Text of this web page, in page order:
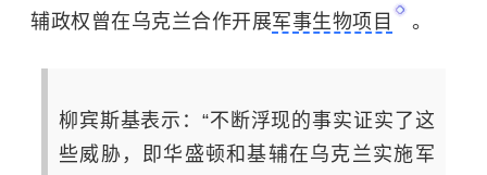
辅政权曾在乌克兰合作开展军事生物项目 。
柳宾斯基表示：“不断浮现的事实证实了这
些威胁，即华盛顿和基辅在乌克兰实施军